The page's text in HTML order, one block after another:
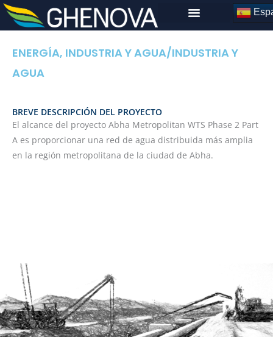
Skip
ENERGÍA, INDUSTRIA Y AGUA/INDUSTRIA Y
AGUA
BREVE DESCRIPCIÓN DEL PROYECTO
El alcance del proyecto Abha Metropolitan WTS Phase 2 Part
A es proporcionar una red de agua distribuida más amplia
en la región metropolitana de la ciudad de Abha.